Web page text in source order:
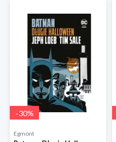
-30%
Egmont